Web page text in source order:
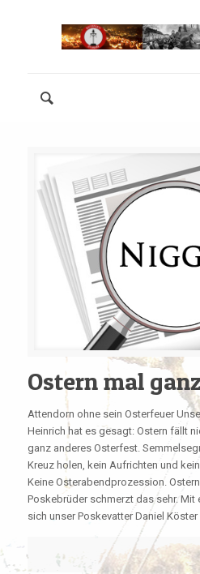
Ostern mal
Attendorn ohne sein Osterfeuer
Heinrich hat es gesagt: Ostern fällt
ganz anderes Osterfest.
Kreuz holen, kein Aufrichten und
Keine Osterabendprozession.
Poskebrüder schmerzt das sehr. Mit
sich unser Poskevatter Daniel Köster